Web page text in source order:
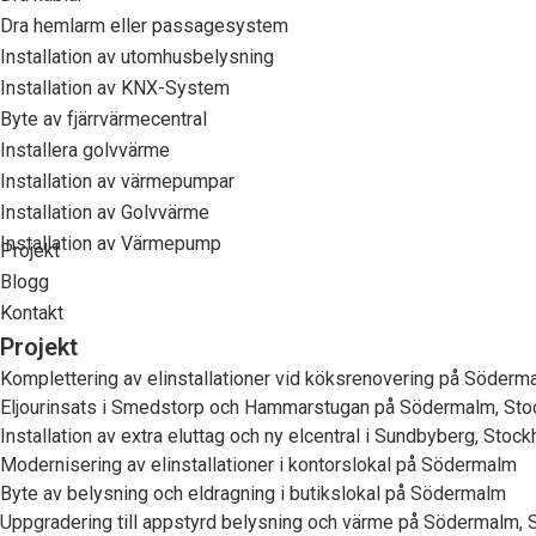
Dra hemlarm eller passagesystem
Installation av utomhusbelysning
Installation av KNX-System
Byte av fjärrvärmecentral
Installera golvvärme
Installation av värmepumpar
Installation av Golvvärme
Installation av Värmepump
Projekt
Blogg
Kontakt
Projekt
Komplettering av elinstallationer vid köksrenovering på
Eljourinsats i Smedstorp och Hammarstugan på Södermalm,
Installation av extra eluttag och ny elcentral i Sundbyberg,
Modernisering av elinstallationer i kontorslokal på Södermalm
Byte av belysning och eldragning i butikslokal på Södermalm
Uppgradering till appstyrd belysning och värme på Södermalm,